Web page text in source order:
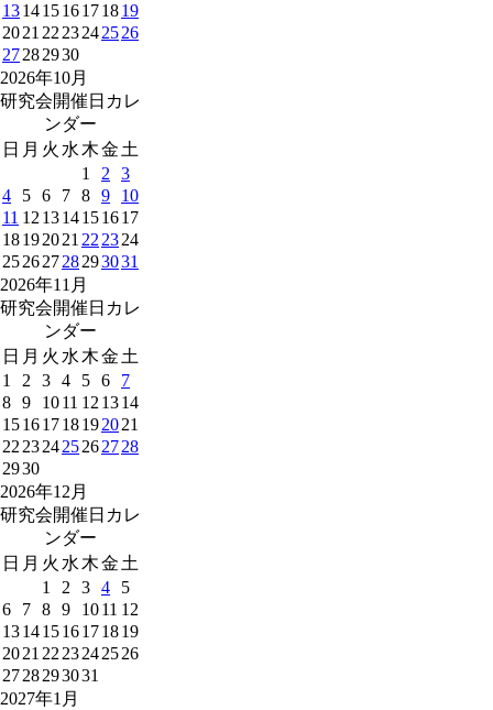
13141516171819
2021 22 23242526
27282930
2026年10月
研究会開催日カレ
ンダー
日 月 火 水 木金 土
1
2
3
4
5 6 7 8 9
10
11 12 1314151617
18192021 22 2324
25262728293031
2026年11月
研究会開催日カレ
ンダー
日 月 火 水 木金 土
1
2 3 4 5 6
7
8 9 1011 12 1314
15161718192021
22 232425262728
2930
2026年12月
研究会開催日カレ
ンダー
日 月 火 水 木金 土
1
2 3 4
5
6
7 8 9 1011 12
13141516171819
2021 22 23242526
2728293031
2027年1月